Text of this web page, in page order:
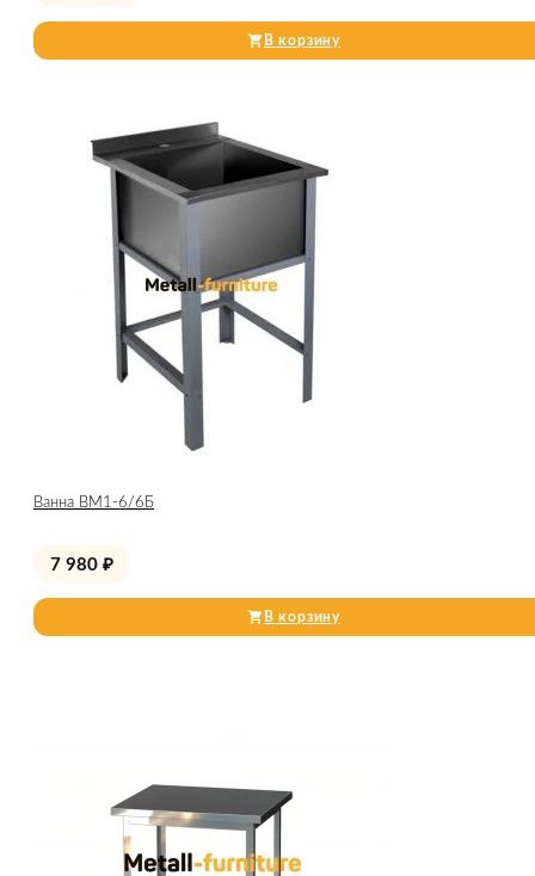
В корзину
Ванна ВМ1-6/6Б
7 980 ₽
В корзину